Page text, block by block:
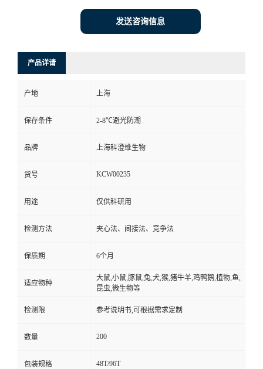
发送咨询信息
产品详请
产地 上海
保存条件 2-8℃避光防潮
品牌 上海科澄维生物
货号 KCW00235
用途 仅供科研用
检测方法 夹心法、间接法、竞争法
保质期 6个月
适应物种
大鼠,小鼠,豚鼠,兔,犬,猴,猪牛羊,鸡鸭鹅,植物,鱼,
昆虫,微生物等
检测限 参考说明书,可根据需求定制
数量 200
包装规格 48T/96T